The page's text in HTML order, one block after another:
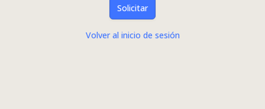
Solicitar
Volver al inicio de sesión